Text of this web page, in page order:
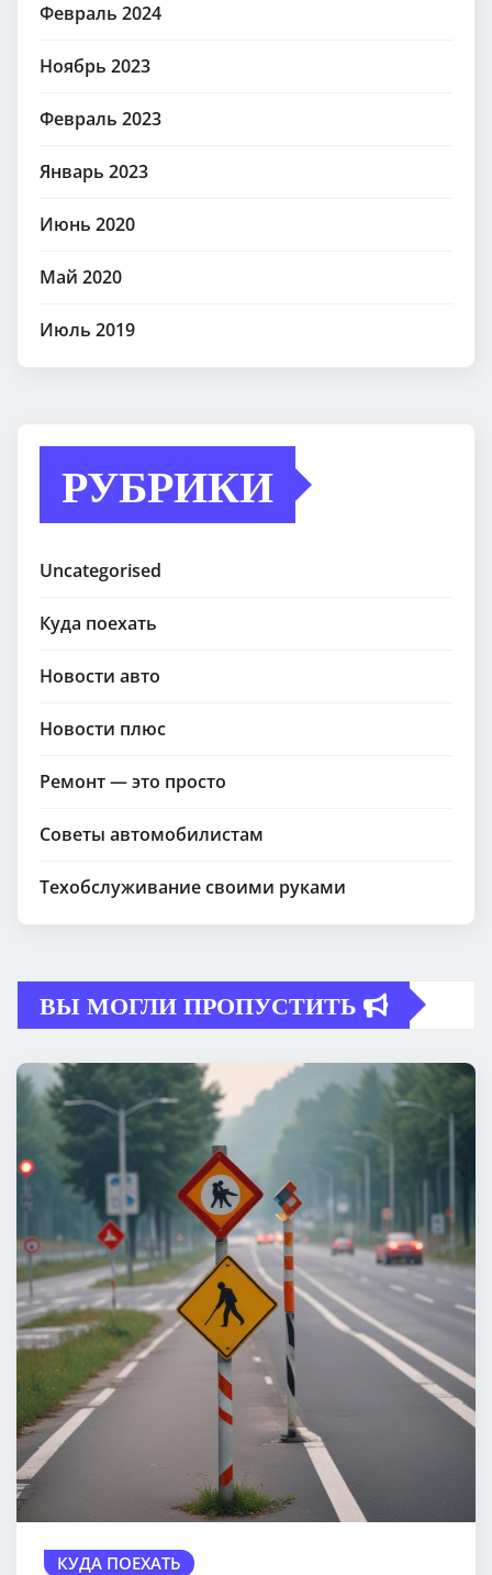
Февраль 2024
Ноябрь 2023
Февраль 2023
Январь 2023
Июнь 2020
Май 2020
Июль 2019
РУБРИКИ
Uncategorised
Куда поехать
Новости авто
Новости плюс
Ремонт — это просто
Советы автомобилистам
Техобслуживание своими руками
ВЫ МОГЛИ ПРОПУСТИТЬ
КУДА ПОЕХАТЬ